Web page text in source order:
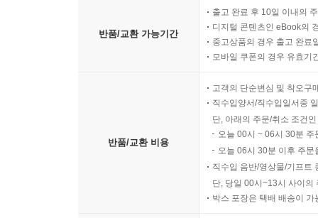
반품/교환 가능기간
출고 완료 후 10일 이내의
디지털 콘텐츠인 eBook의
중고상품의 경우 출고 완료
모바일 쿠폰의 경우 유효기
반품/교환 비용
고객의 단순변심 및 착오구
직수입양서/직수입일서중
단, 아래의 주문/취소 조건
오늘 00시 ~ 06시 30분
오늘 06시 30분 이후 주
직수입 음반/영상물/기프트
단, 당일 00시~13시 사이의
박스 포장은 택배 배송이